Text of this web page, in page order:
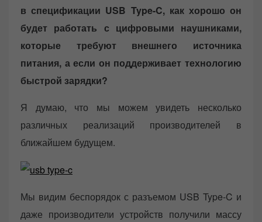
в спецификации USB Type-C, как хорошо он
будет работать с цифровыми наушниками,
которые требуют внешнего источника
питания, а если он поддерживает технологию
быстрой зарядки?
Я думаю, что мы можем увидеть несколько
различных реализаций производителей в
ближайшем будущем.
Мы видим беспорядок с разъемом USB Type-C и
даже производители устройств получили массу